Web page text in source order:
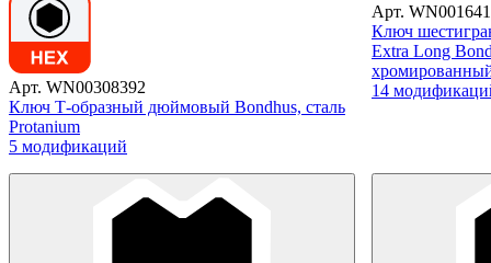
Арт. WN00308392
Ключ Т-образный дюймовый Bondhus, сталь
Protanium
5 модификаций
Арт.
Ключ
Extra Long
14